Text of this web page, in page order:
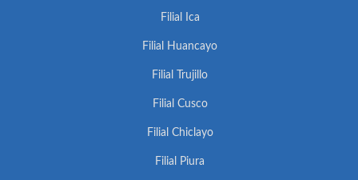
Filial Ica
Filial Huancayo
Filial Trujillo
Filial Cusco
Filial Chiclayo
Filial Piura